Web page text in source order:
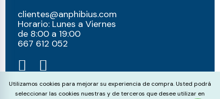
clientes@anphibius.com
Horario: Lunes a Viernes
de 8:00 a 19:00
667 612 052​
Cookie Consent
Utilizamos cookies para mejorar su experiencia de compra. Usted podrá
seleccionar las cookies nuestras y de terceros que desee utilizar en